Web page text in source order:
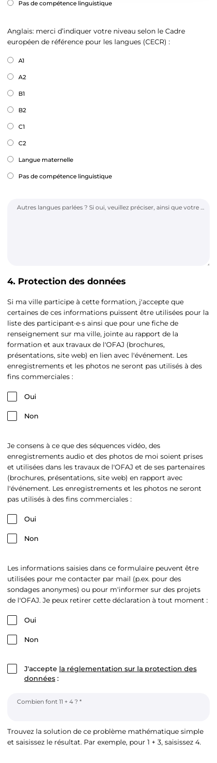
Pas de compétence linguistique
Anglais: merci d’indiquer votre niveau selon le Cadre
européen de référence pour les langues (CECR) :
A1
A2
B1
B2
C1
C2
Langue maternelle
Pas de compétence linguistique
Autres langues parlées ? Si oui, veuillez préciser, ainsi que votre niveau :
4. Protection des données
Si ma ville participe à cette formation, j'accepte que
certaines de ces informations puissent être utilisées pour la
liste des participant·e·s ainsi que pour une fiche de
renseignement sur ma ville, jointe au rapport de la
formation et aux travaux de l'OFAJ (brochures,
présentations, site web) en lien avec l'événement. Les
enregistrements et les photos ne seront pas utilisés à des
fins commerciales :
Oui
Non
Je consens à ce que des séquences vidéo, des
enregistrements audio et des photos de moi soient prises
et utilisées dans les travaux de l'OFAJ et de ses partenaires
(brochures, présentations, site web) en rapport avec
l'événement. Les enregistrements et les photos ne seront
pas utilisés à des fins commerciales :
Oui
Non
Les informations saisies dans ce formulaire peuvent être
utilisées pour me contacter par mail (p.ex. pour des
sondages anonymes) ou pour m'informer sur des projets
de l'OFAJ. Je peux retirer cette déclaration à tout moment :
Oui
Non
J'accepte la réglementation sur la protection des
données :
Combien font 11 + 4 ?
Trouvez la solution de ce problème mathématique simple
et saisissez le résultat. Par exemple, pour 1 + 3, saisissez 4.